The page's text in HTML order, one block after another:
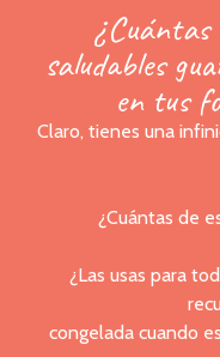
¿Cuántas
saludables
en tus
Claro, tienes una
¿Cuántas de
¿Las usas para
congelada cuando